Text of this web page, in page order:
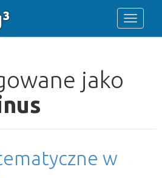
Toggle
jako
w